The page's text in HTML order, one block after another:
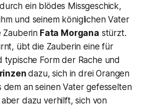
ein blödes Missgeschick,
und seinem königlichen Vater
Zauberin Fata Morgana stürzt.
übt die Zauberin eine für
typische Form der Rache und
dazu, sich in drei Orangen
dem an seinen Vater gefesselten
dazu verhilft, sich von